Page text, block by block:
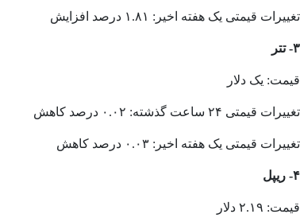
تغییرات قیمتی یک هفته اخیر: ۱.۸۱ درصد افزایش
۳- تتر
قیمت: یک دلار
تغییرات قیمتی ۲۴ ساعت گذشته: ۰.۰۲ درصد کاهش
تغییرات قیمتی یک هفته اخیر: ۰.۰۳ درصد کاهش
۴- ریپل
قیمت: ۲.۱۹ دلار